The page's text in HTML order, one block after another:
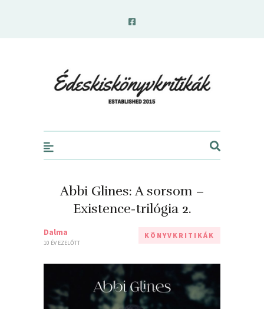
Abbi Glines: A sorsom –
Existence-trilógia 2.
Dalma
10 ÉV EZELŐTT
KÖNYVKRITIKÁK